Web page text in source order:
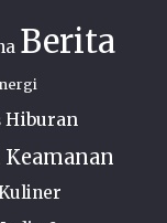
Berita
Hiburan
Keamanan